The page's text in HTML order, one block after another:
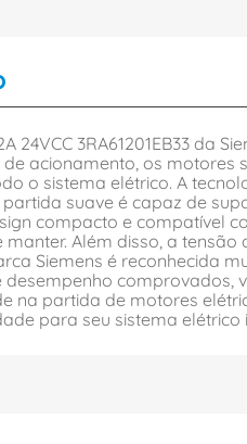
24VCC 3RA61201EB33
de acionamento, os
o sistema elétrico. A
partida suave é capaz de
compacto e compatível
manter. Além disso, a
Siemens é reconhecida
partida de motores
para seu sistema elétrico